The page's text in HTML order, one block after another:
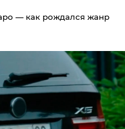
— как рождался жанр